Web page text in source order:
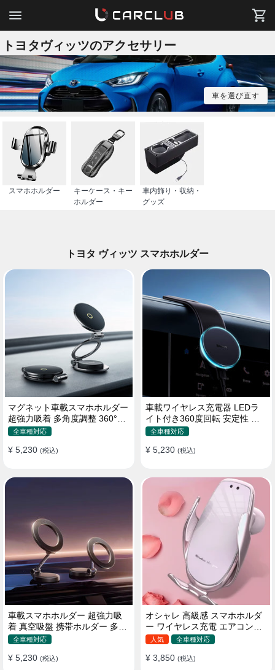
トヨタヴィッツのアクセサリー
車を選び直す
スマホホルダー
キーケース・キー
ホルダー
車内飾り・収納・
グッズ
トヨタ ヴィッツ スマホホルダー
マグネット車載スマホホルダー
超強力吸着 多角度調整 360°回
転な台座 車用ホルダー 折りた
全機種対応
全車種対応
¥ 5,230 (税込)
車載ワイヤレス充電器 LEDラ
イト付き360度回転 安定性 粘
着ゲル吸盤＆エアコン吹き出し
イヤレス充電 スマホホルダー
全車種対応
¥ 5,230 (税込)
車載スマホホルダー 超強力吸
着 真空吸盤 携帯ホルダー 多角
度調整 360°回転な台座 車用ホ
カー用品 全機種対応
全車種対応
¥ 5,230 (税込)
オシャレ 高級感 スマホホルダ
ー ワイヤレス充電 エアコン吹
き出し口/ 吸盤タイプ 女性
人気 全車種対応
¥ 3,850 (税込)